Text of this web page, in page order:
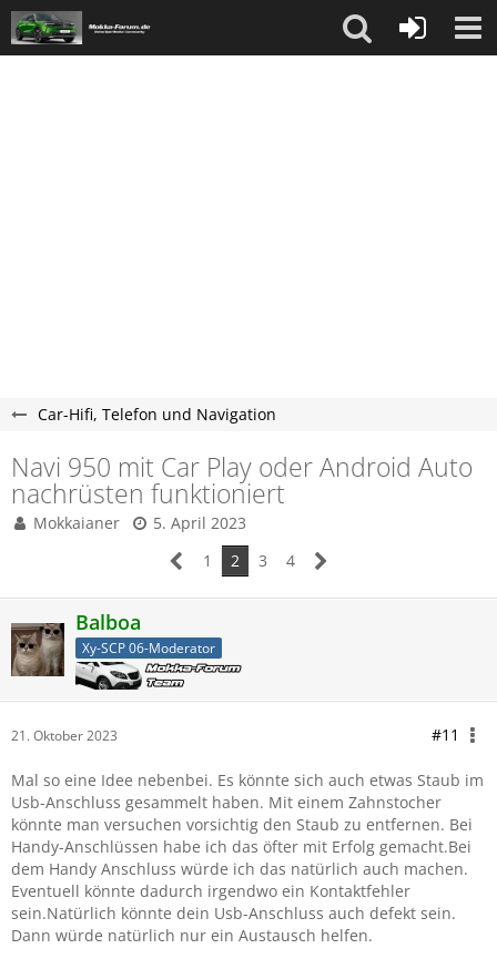
Car-Hifi, Telefon und Navigation
Navi 950 mit Car Play oder Android Auto
nachrüsten funktioniert
Mokkaianer
5. April 2023
1
2 3 4
Balboa
Xy-SCP 06-Moderator
21. Oktober 2023 #11
Mal so eine Idee nebenbei. Es könnte sich auch etwas Staub im
Usb-Anschluss gesammelt haben. Mit einem Zahnstocher
könnte man versuchen vorsichtig den Staub zu entfernen. Bei
Handy-Anschlüssen habe ich das öfter mit Erfolg gemacht.Bei
dem Handy Anschluss würde ich das natürlich auch machen.
Eventuell könnte dadurch irgendwo ein Kontaktfehler
sein.Natürlich könnte dein Usb-Anschluss auch defekt sein.
Dann würde natürlich nur ein Austausch helfen.